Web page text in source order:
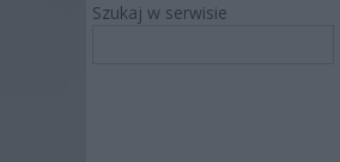
Szukaj w serwisie